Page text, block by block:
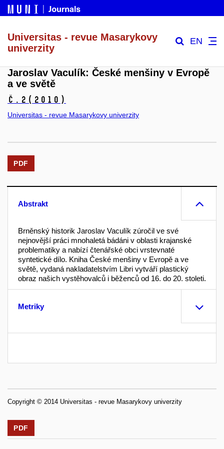
Universitas - revue Masarykovy
univerzity
EN
Jaroslav Vaculík: České menšiny v Evropě
a ve světě
č.2 (2010)
Universitas - revue Masarykovy univerzity
PDF
Abstrakt
Brněnský historik Jaroslav Vaculík zúročil ve své
nejnovější práci mnohaletá bádáni v oblasti krajanské
problematiky a nabízí čtenářské obci vrstevnaté
syntetické dílo. Kniha České menšiny v Evropě a ve
světě, vydaná nakladatelstvím Libri vytváří plastický
obraz našich vystěhovalců i běženců od 16. do 20. stoleti.
Metriky
Copyright © 2014 Universitas - revue Masarykovy univerzity
PDF